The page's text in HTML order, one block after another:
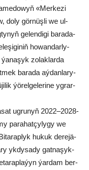
«Mer­ke­zi
do­ly gör­nüş­li we ul­
ge­len­di­gi ba­ra­da­
ho­wan­dar­ly­
zo­lak­lar­da
ba­ra­da aý­dan­la­ry-
ýö­rel­ge­le­ri­ne yg­rar­
ug­ru­nyň 2022–2028-
pa­ra­hat­çy­ly­gy we
hu­kuk de­re­jä­
yk­dy­sa­dy gat­na­şyk­
ýar­dam ber­